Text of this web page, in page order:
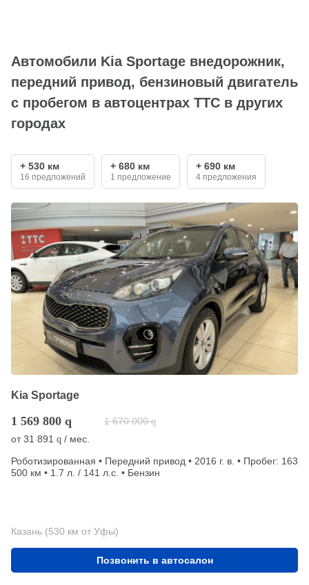
Автомобили Kia Sportage внедорожник,
передний привод, бензиновый двигатель
с пробегом в автоцентрах ТТС в других
городах
+ 530 км
16 предложений
+ 680 км
1 предложение
+ 690 км
4 предложения
Kia Sportage
1 569 800 q 1 670 000 q
от31 891 q / мес.
Роботизированная • Передний привод • 2016 г. в. • Пробег: 163
500 км • 1.7 л. / 141 л.с. • Бензин
Казань (530 км от Уфы)
Позвонить в автосалон